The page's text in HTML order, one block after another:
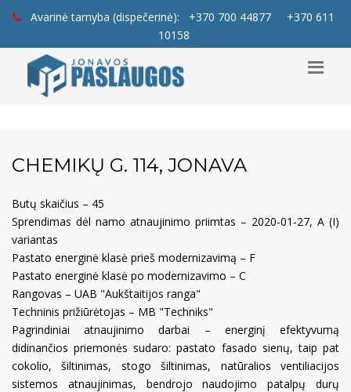
Avarinė tarnyba (dispečerinė): +370 700 44877
+370 611
10158
CHEMIKŲ G. 114, JONAVA
Butų skaičius – 45
Sprendimas dėl namo atnaujinimo priimtas – 2020-01-27, A (I)
variantas
Pastato energinė klasė prieš modernizavimą – F
Pastato energinė klasė po modernizavimo – C
Rangovas – UAB "Aukštaitijos ranga"
Techninis prižiūrėtojas – MB "Techniks"
Pagrindiniai atnaujinimo darbai – energinį efektyvumą
didinančios priemonės sudaro: pastato fasado sienų, taip pat
cokolio, šiltinimas, stogo šiltinimas, natūralios ventiliacijos
sistemos atnaujinimas, bendrojo naudojimo patalpų durų